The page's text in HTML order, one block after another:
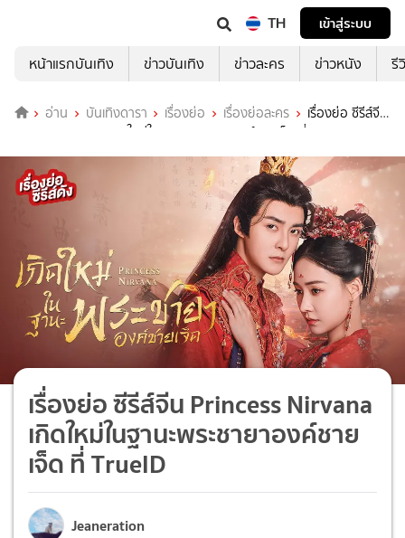
TH
เข้าสู่ระบบ
หน้าแรกบันเทิง
ข่าวบันเทิง ข่าวละคร ข่าวหนัง รี
อ่าน บันเทิงดารา เรื่องย่อ เรื่องย่อละคร
เรื่องย่อ ซีรีส์จีน
Princess Nirvana เกิดใหม่ในฐานะพระชายาองค์ชายเจ็ด ที่ TrueID
เรื่องย่อ ซีรีส์จีน Princess Nirvana
เกิดใหม่ในฐานะพระชายาองค์ชาย
เจ็ด ที่ TrueID
Jeaneration